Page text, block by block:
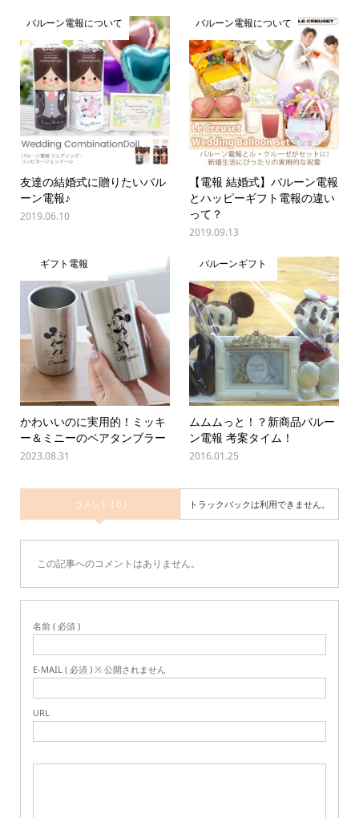
バルーン電報について
友達の結婚式に贈りたいバル
ーン電報♪
2019.06.10
バルーン電報について
【電報 結婚式】バルーン電報
とハッピーギフト電報の違い
って？
2019.09.13
ギフト電報
かわいいのに実用的！ミッキ
ー＆ミニーのペアタンブラー
2023.08.31
バルーンギフト
ムムムっと！？新商品バルー
ン電報 考案タイム！
2016.01.25
コメント ( 0 ) トラックバックは利用できません。
この記事へのコメントはありません。
名前 ( 必須 )
E-MAIL ( 必須 ) ※ 公開されません
URL